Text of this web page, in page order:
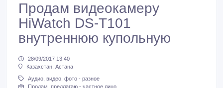
Продам видеокамеру
HiWatch DS-T101
внутреннюю купольную
28/09/2017 13:40
Казахстан, Астана
Аудио, видео, фото - разное
Продам, предлагаю - частное лицо